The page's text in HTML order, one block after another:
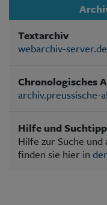
Textarchiv
webarchiv-server.de
Chronologisches
archiv.preussische-
Hilfe und
Hilfe zur Suche und
finden sie hier in